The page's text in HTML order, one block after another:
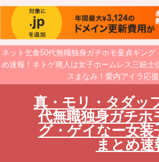
ネット乞食50代無職独身ガチホモ童貞ギング
め速報！ネトゲ廃人は女子ホームレス三銃士
スまなみ！愛内アイラ応援
真・モリ・タダッ
代無職独身ガチホ
グ・ゲイなー女装
まとめ速